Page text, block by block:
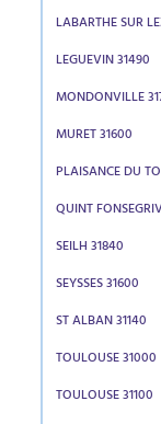
LABARTHE SUR
LEGUEVIN 31490
MONDONVILLE
MURET 31600
PLAISANCE DU
QUINT
SEILH 31840
SEYSSES 31600
ST ALBAN 31140
TOULOUSE 31000
TOULOUSE 31100